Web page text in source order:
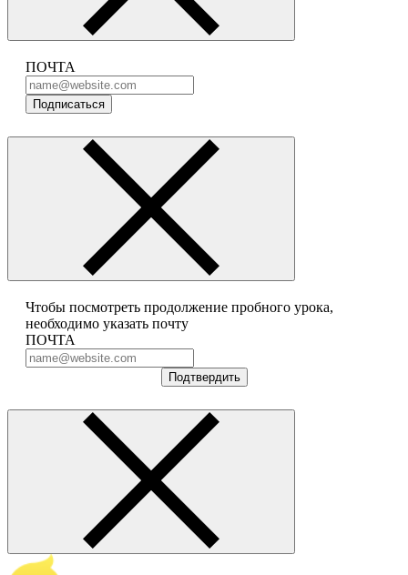
ПОЧТА
Подписаться
Чтобы посмотреть продолжение пробного урока,
необходимо указать почту
ПОЧТА
Подтвердить